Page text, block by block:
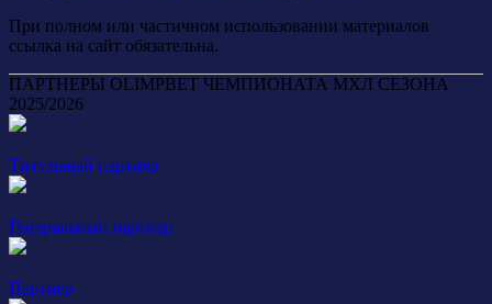
При полном или частичном использовании материалов
ссылка на сайт обязательна.
ПАРТНЕРЫ OLIMPBET ЧЕМПИОНАТА МХЛ СЕЗОНА
2025/2026
Титульный партнер
Генеральный партнер
Партнер